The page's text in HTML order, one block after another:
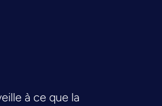
à ce que la